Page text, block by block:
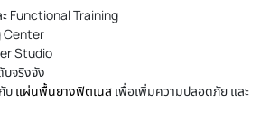
Functional Training
Center
Studio
บจริงจัง
บ แผ่นพื้นยางฟิตเนส เพื่อเพิ่มความปลอดภัย และ